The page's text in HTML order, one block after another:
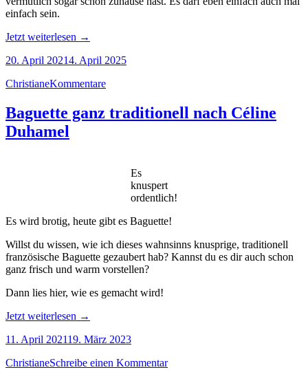
einfach sein.
Jetzt weiterlesen „Hafer
Schokolade
Chokladbollar“
→
20. April 20214. April 2025
ChristianeKommentare
Baguette ganz traditionell nach Céline
Duhamel
Es
knuspert
ordentlich!
Es wird brotig, heute gibt es Baguette!
Willst du wissen, wie ich dieses wahnsinns knusprige, traditionell
französische Baguette gezaubert hab? Kannst du es dir auch schon
ganz frisch und warm vorstellen?
Dann lies hier, wie es gemacht wird!
Jetzt weiterlesen „Baguette
traditionell
Céline
→
11. April 202119. März 2023
ChristianeSchreibe einen Kommentar